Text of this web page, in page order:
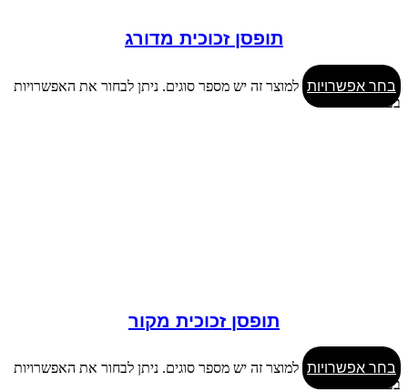
תופסן זכוכית מדורג
בחר אפשרויות למוצר זה יש מספר סוגים. ניתן לבחור את האפשרויות
בעמוד המוצר
תופסן זכוכית מקור
בחר אפשרויות למוצר זה יש מספר סוגים. ניתן לבחור את האפשרויות
בעמוד המוצר